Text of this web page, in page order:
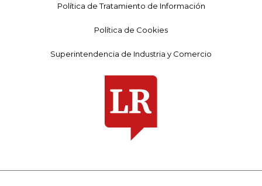
Política de Tratamiento de Información
Política de Cookies
Superintendencia de Industria y Comercio